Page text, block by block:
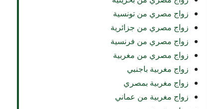
زواج مصري من تونسية
زواج مصري من جزائرية
زواج مصري من فرنسية
زواج مصري من مغربية
زواج مغربية باجنبي
زواج مغربية بمصري
زواج مغربية من عماني